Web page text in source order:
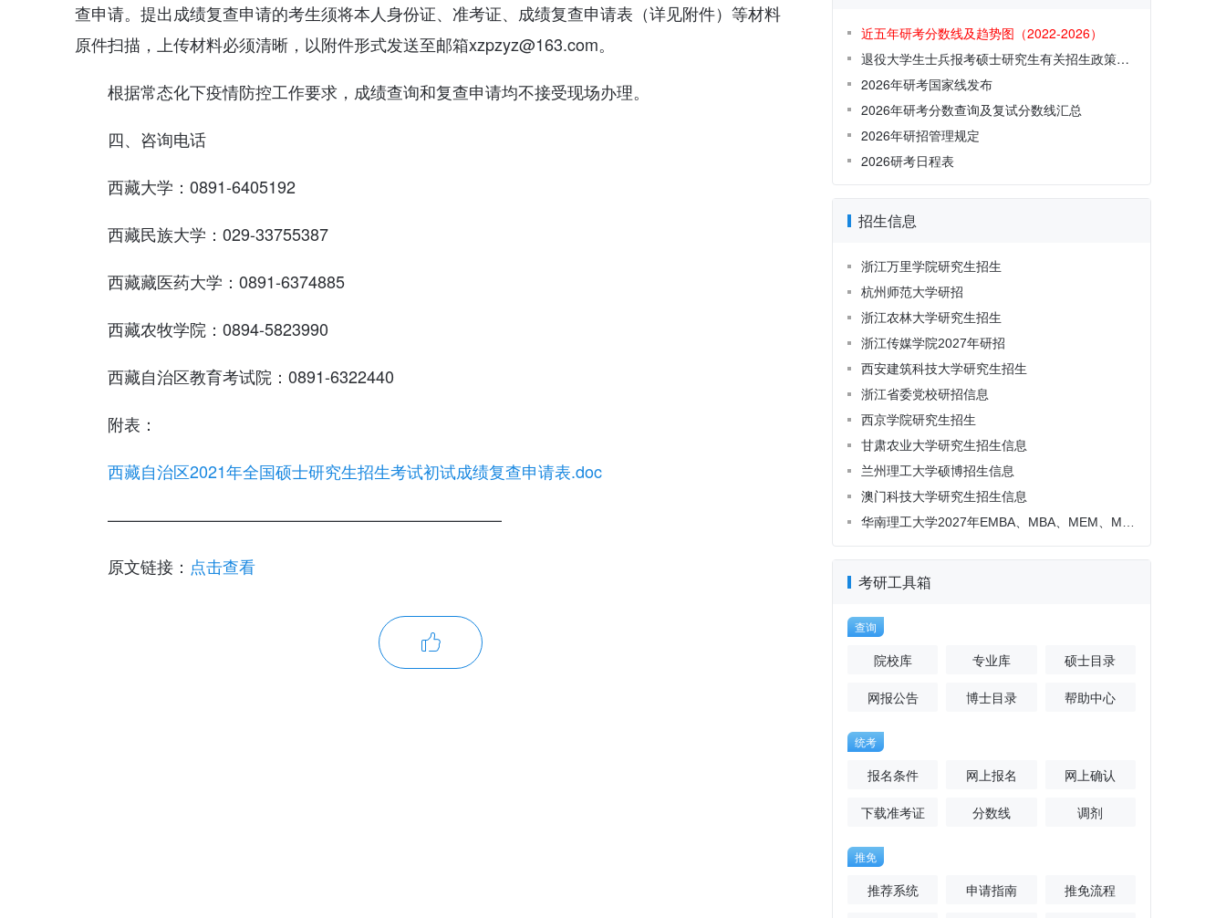
查申请。提出成绩复查申请的考生须将本人身份证、准考证、成绩复查申请表（详见附件）等材料
原件扫描，上传材料必须清晰，以附件形式发送至邮箱xzpzyz@163.com。
根据常态化下疫情防控工作要求，成绩查询和复查申请均不接受现场办理。
四、咨询电话
西藏大学：0891-6405192
西藏民族大学：029-33755387
西藏藏医药大学：0891-6374885
西藏农牧学院：0894-5823990
西藏自治区教育考试院：0891-6322440
附表：
西藏自治区2021年全国硕士研究生招生考试初试成绩复查申请表.doc
————————————————————————
原文链接： 点击查看

近五年研考分数线及趋势图（2022-2026）
退役大学生士兵报考硕士研究生有关招生政策解读
2026年研考国家线发布
2026年研考分数查询及复试分数线汇总
2026年研招管理规定
2026研考日程表
招生信息
考研工具箱
查询
院校库 专业库 硕士目录
网报公告 博士目录 帮助中心
统考
报名条件 网上报名 网上确认
下载准考证 分数线 调剂
推免
推荐系统 申请指南 推免流程